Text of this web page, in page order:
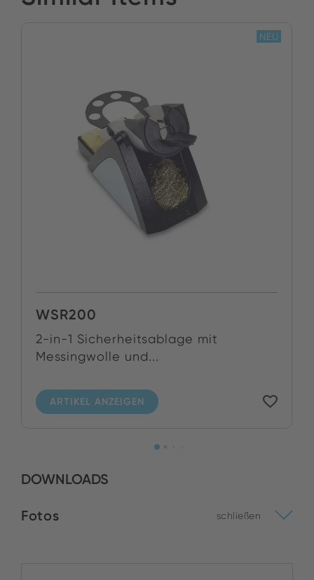
WSR200
2-in-1 Sicherheitsablage mit
Messingwolle und...
ARTIKEL ANZEIGEN
NEU
DOWNLOADS
Fotos schließen